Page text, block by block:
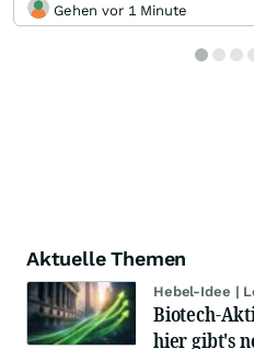
Gehen vor 1 Minute
Aktuelle Themen
Hebel-Idee |
Biotech-
hier gibt's